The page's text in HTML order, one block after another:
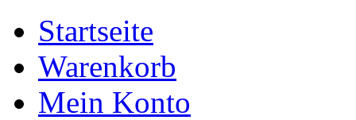
Startseite
Warenkorb
Mein Konto